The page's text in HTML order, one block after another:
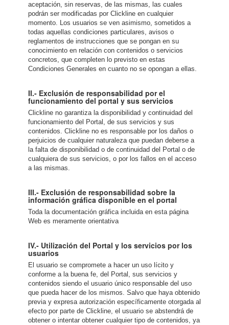
aceptación, sin reservas, de las mismas, las cuales
podrán ser modificadas por Clickline en cualquier
momento. Los usuarios se ven asimismo, sometidos a
todas aquellas condiciones particulares, avisos o
reglamentos de instrucciones que se pongan en su
conocimiento en relación con contenidos o servicios
concretos, que completen lo previsto en estas
Condiciones Generales en cuanto no se opongan a ellas.
II.- Exclusión de responsabilidad por el
funcionamiento del portal y sus servicios
Clickline no garantiza la disponibilidad y continuidad del
funcionamiento del Portal, de sus servicios y sus
contenidos. Clickline no es responsable por los daños o
perjuicios de cualquier naturaleza que puedan deberse a
la falta de disponibilidad o de continuidad del Portal o de
cualquiera de sus servicios, o por los fallos en el acceso
a las mismas.
III.- Exclusión de responsabilidad sobre la
información gráfica disponible en el portal
Toda la documentación gráfica incluida en esta página
Web es meramente orientativa
IV.- Utilización del Portal y los servicios por los
usuarios
El usuario se compromete a hacer un uso lícito y
conforme a la buena fe, del Portal, sus servicios y
contenidos siendo el usuario único responsable del uso
que pueda hacer de los mismos. Salvo que haya obtenido
previa y expresa autorización específicamente otorgada al
efecto por parte de Clickline, el usuario se abstendrá de
obtener o intentar obtener cualquier tipo de contenidos, ya